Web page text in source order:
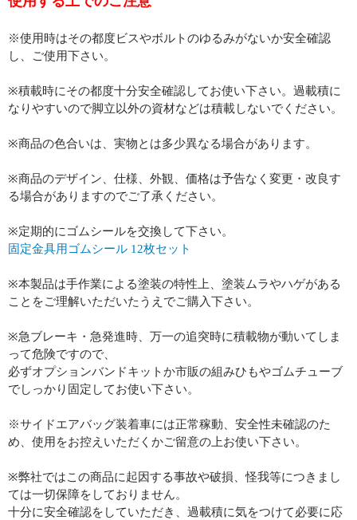
※使用時はその都度ビスやボルトのゆるみがないか安全確認
し、ご使用下さい。
※積載時にその都度十分安全確認してお使い下さい。過載積に
なりやすいので脚立以外の資材などは積載しないでください。
※商品の色合いは、実物とは多少異なる場合があります。
※商品のデザイン、仕様、外観、価格は予告なく変更・改良す
る場合がありますのでご了承ください。
※定期的にゴムシールを交換して下さい。
固定金具用ゴムシール 12枚セット
※本製品は手作業による塗装の特性上、塗装ムラやハゲがある
ことをご理解いただいたうえでご購入下さい。
※急ブレーキ・急発進時、万一の追突時に積載物が動いてしま
って危険ですので、
必ずオプションバンドキットか市販の組みひもやゴムチューブ
でしっかり固定してお使い下さい。
※サイドエアバッグ装着車には正常稼動、安全性未確認のた
め、使用をお控えいただくかご留意の上お使い下さい。
※弊社ではこの商品に起因する事故や破損、怪我等につきまし
ては一切保障をしておりません。
十分に安全確認をしていただき、過載積に気をつけて必要に応